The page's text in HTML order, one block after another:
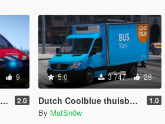
9
2.0
5.0 3 747 26
Dutch Coolblue thuisbezorging (Mercedes-Benz Sprinter) skin 1.0
By MatSn0w